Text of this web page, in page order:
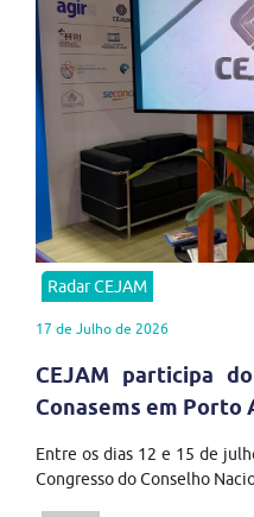
Radar CEJAM
17 de Julho de 2026
CEJAM participa
Conasems em Porto
Entre os dias 12 e 15 de
Congresso do Conselho